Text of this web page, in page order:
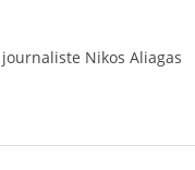
Nikos Aliagas